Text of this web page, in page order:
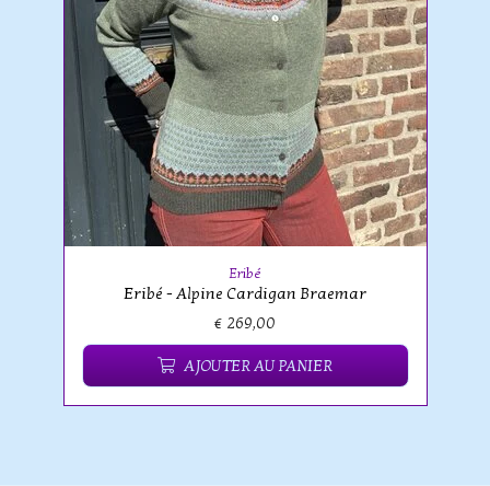
Eribé
Eribé - Alpine Cardigan Braemar
€ 269,00
AJOUTER AU PANIER